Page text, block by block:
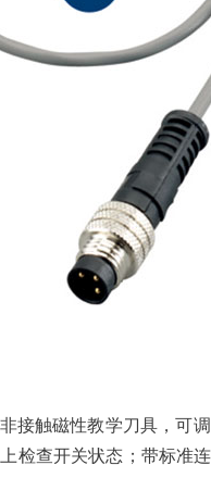
触磁性教学刀具，可
查开关状态；带标准